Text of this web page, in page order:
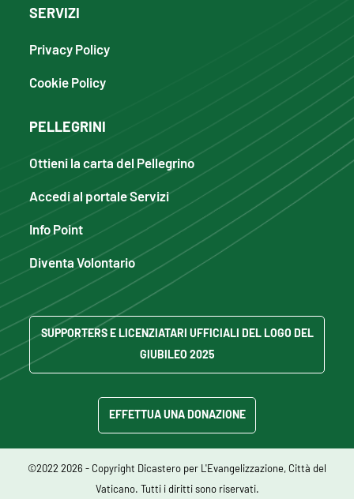
SERVIZI
Privacy Policy
Cookie Policy
PELLEGRINI
Ottieni la carta del Pellegrino
Accedi al portale Servizi
Info Point
Diventa Volontario
SUPPORTERS E LICENZIATARI UFFICIALI DEL LOGO DEL
GIUBILEO 2025
EFFETTUA UNA DONAZIONE
©2022 2026 - Copyright Dicastero per L'Evangelizzazione, Città del
Vaticano. Tutti i diritti sono riservati.